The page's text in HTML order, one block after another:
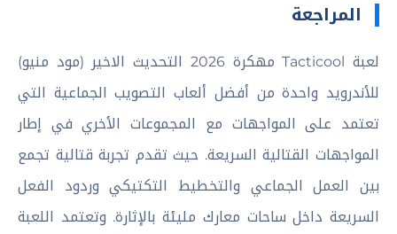
المراجعة
لعبة Tacticool مهكرة 2026 التحديث الاخير (مود منيو)
للأندرويد واحدة من أفضل ألعاب التصويب الجماعية التي
تعتمد على المواجهات مع المجموعات الأخري في إطار
المواجهات القتالية السريعة. حيث تقدم تجربة قتالية تجمع
بين العمل الجماعي والتخطيط التكتيكي وردود الفعل
السريعة داخل ساحات معارك مليئة بالإثارة. وتعتمد اللعبة